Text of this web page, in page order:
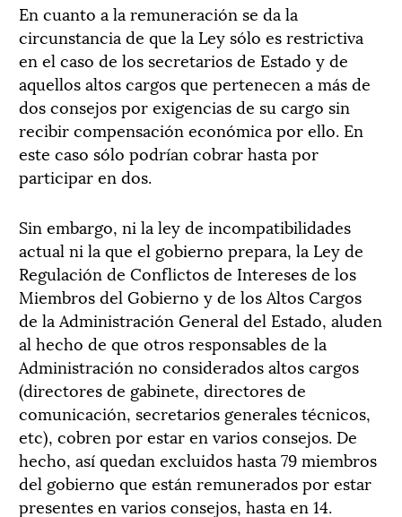
En cuanto a la remuneración se da la
circunstancia de que la Ley sólo es restrictiva
en el caso de los secretarios de Estado y de
aquellos altos cargos que pertenecen a más de
dos consejos por exigencias de su cargo sin
recibir compensación económica por ello. En
este caso sólo podrían cobrar hasta por
participar en dos.
Sin embargo, ni la ley de incompatibilidades
actual ni la que el gobierno prepara, la Ley de
Regulación de Conflictos de Intereses de los
Miembros del Gobierno y de los Altos Cargos
de la Administración General del Estado, aluden
al hecho de que otros responsables de la
Administración no considerados altos cargos
(directores de gabinete, directores de
comunicación, secretarios generales técnicos,
etc), cobren por estar en varios consejos. De
hecho, así quedan excluidos hasta 79 miembros
del gobierno que están remunerados por estar
presentes en varios consejos, hasta en 14.